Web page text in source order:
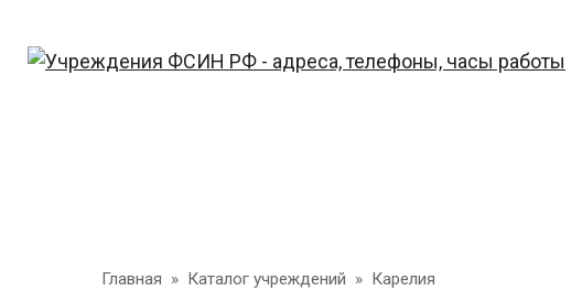
контенту
Главная » Каталог учреждений » Карелия